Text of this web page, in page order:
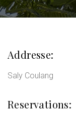
Addresse:
Saly Coulang
Reservations: